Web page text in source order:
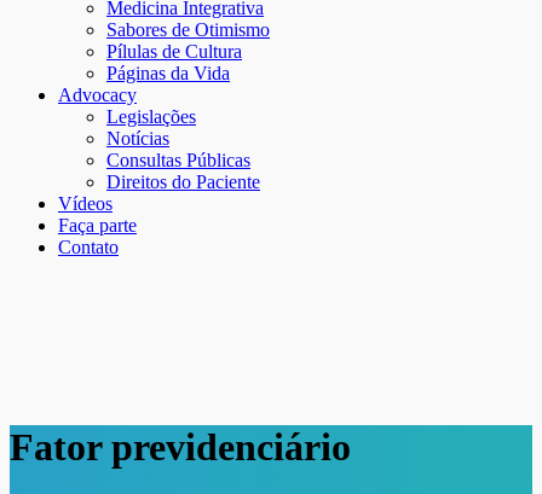
Medicina Integrativa
Sabores de Otimismo
Pílulas de Cultura
Páginas da Vida
Advocacy
Legislações
Notícias
Consultas Públicas
Direitos do Paciente
Vídeos
Faça parte
Contato
Fator previdenciário